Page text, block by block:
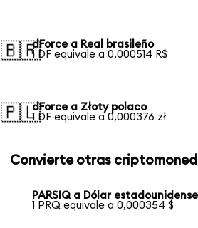
🇧🇷dForce a Real brasileño
1 DF equivale a 0,000514 R$
🇵🇱dForce a Złoty polaco
1 DF equivale a 0,000376 zł
Convierte otras
PARSIQ a Dólar estadounidense
1 PRQ equivale a 0,000354 $